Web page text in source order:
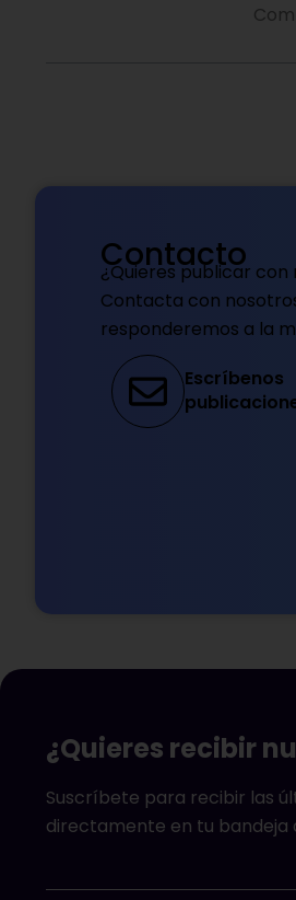
Contacto
¿Quieres publicar con
Contacta con
responderemos a la
Escríbenos
¿Quieres recibir
Suscríbete para recibir las
directamente en tu bandeja